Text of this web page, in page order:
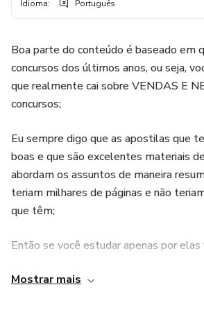
Idioma: Português
Boa parte do conteúdo é baseado em
concursos dos últimos anos, ou seja,
que realmente cai sobre VENDAS E
concursos;
Eu sempre digo que as apostilas que
boas e que são excelentes materiais
abordam os assuntos de maneira
teriam milhares de páginas e não
que têm;
Então se você estudar apenas por elas
distância da aprovação são apenas de
Mostrar mais